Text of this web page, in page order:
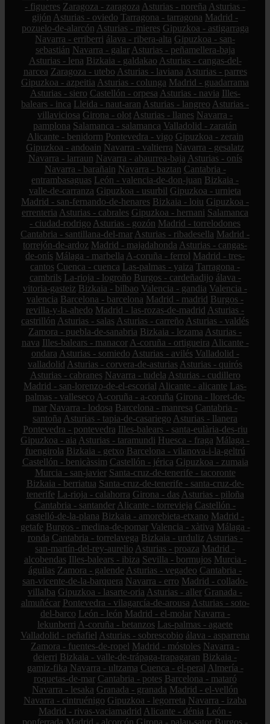
- figueres Zaragoza - zaragoza Asturias - noreña Asturias -
gijón Asturias - oviedo Tarragona - tarragona Madrid -
pozuelo-de-alarcón Asturias - mieres Gipuzkoa - astigarraga
Navarra - erriberri álava - ribera-alta Gipuzkoa - san-
sebastián Navarra - galar Asturias - peñamellera-baja
Asturias - lena Bizkaia - galdakao Asturias - cangas-del-
narcea Zaragoza - utebo Asturias - laviana Asturias - parres
Gipuzkoa - azpeitia Asturias - colunga Madrid - guadarrama
Asturias - siero Castellón - orpesa Asturias - navia Illes-
balears - inca Lleida - naut-aran Asturias - langreo Asturias -
villaviciosa Girona - olot Asturias - llanes Navarra -
pamplona Salamanca - salamanca Valladolid - zaratán
Alicante - benidorm Pontevedra - vigo Gipuzkoa - zerain
Gipuzkoa - andoain Navarra - valtierra Navarra - gesalatz
Navarra - larraun Navarra - abaurrea-baja Asturias - onís
Navarra - barañain Navarra - baztan Cantabria -
entrambasaguas León - valencia-de-don-juan Bizkaia -
valle-de-carranza Gipuzkoa - usurbil Gipuzkoa - urnieta
Madrid - san-fernando-de-henares Bizkaia - loiu Gipuzkoa -
errenteria Asturias - cabrales Gipuzkoa - hernani Salamanca
- ciudad-rodrigo Asturias - gozón Madrid - torrelodones
Cantabria - santillana-del-mar Asturias - ribadesella Madrid -
torrejón-de-ardoz Madrid - majadahonda Asturias - cangas-
de-onís Málaga - marbella A-coruña - ferrol Madrid - tres-
cantos Cuenca - cuenca Las-palmas - yaiza Tarragona -
cambrils La-rioja - logroño Burgos - cardeñadijo álava -
vitoria-gasteiz Bizkaia - bilbao Valencia - gandia Valencia -
valencia Barcelona - barcelona Madrid - madrid Burgos -
revilla-y-la-ahedo Madrid - las-rozas-de-madrid Asturias -
castrillón Asturias - salas Asturias - carreño Asturias - valdés
Zamora - puebla-de-sanabria Bizkaia - lezama Asturias -
nava Illes-balears - manacor A-coruña - ortigueira Alicante -
ondara Asturias - somiedo Asturias - avilés Valladolid -
valladolid Asturias - corvera-de-asturias Asturias - quirós
Asturias - cabranes Navarra - tudela Asturias - cudillero
Madrid - san-lorenzo-de-el-escorial Alicante - alicante Las-
palmas - valleseco A-coruña - a-coruña Girona - lloret-de-
mar Navarra - lodosa Barcelona - manresa Cantabria -
santoña Asturias - tapia-de-casariego Asturias - llanera
Pontevedra - pontevedra Illes-balears - santa-eulària-des-riu
Gipuzkoa - aia Asturias - taramundi Huesca - fraga Málaga -
fuengirola Bizkaia - getxo Barcelona - vilanova-i-la-geltrú
Castellón - benicàssim Castellón - jérica Gipuzkoa - zumaia
Murcia - san-javier Santa-cruz-de-tenerife - tacoronte
Bizkaia - berriatua Santa-cruz-de-tenerife - santa-cruz-de-
tenerife La-rioja - calahorra Girona - das Asturias - piloña
Cantabria - santander Alicante - torrevieja Castellón -
castelló-de-la-plana Bizkaia - amorebieta-etxano Madrid -
getafe Burgos - medina-de-pomar Valencia - xàtiva Málaga -
ronda Cantabria - torrelavega Bizkaia - urduliz Asturias -
san-martín-del-rey-aurelio Asturias - proaza Madrid -
alcobendas Illes-balears - ibiza Sevilla - bormujos Murcia -
águilas Zamora - galende Asturias - vegadeo Cantabria -
san-vicente-de-la-barquera Navarra - erro Madrid - collado-
villalba Gipuzkoa - lasarte-oria Asturias - aller Granada -
almuñécar Pontevedra - vilagarcía-de-arousa Asturias - soto-
del-barco León - león Madrid - el-molar Navarra -
lekunberri A-coruña - betanzos Las-palmas - agaete
Valladolid - peñafiel Asturias - sobrescobio álava - asparrena
Zamora - fuentes-de-ropel Madrid - móstoles Navarra -
deierri Bizkaia - valle-de-trápaga-trapagaran Bizkaia -
gamiz-fika Navarra - ultzama Cuenca - el-peral Almería -
roquetas-de-mar Cantabria - potes Barcelona - mataró
Navarra - lesaka Granada - granada Madrid - el-vellón
Navarra - cintruénigo Gipuzkoa - legorreta Navarra - izaba
Madrid - rivas-vaciamadrid Alicante - dénia León -